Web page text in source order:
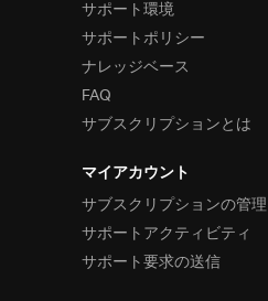
シェープ チャート
スパークライン
バーコード
データ入力と表示
サポート環境
サポートポリシー
ナレッジベース
FAQ
サブスクリプションとは
マイアカウント
サブスクリプションの管理
サポートアクティビティ
サポート要求の送信